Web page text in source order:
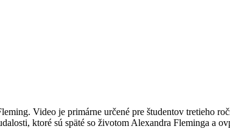
Video je primárne určené pre študentov tretieho
ktoré sú späté so životom Alexandra Fleminga